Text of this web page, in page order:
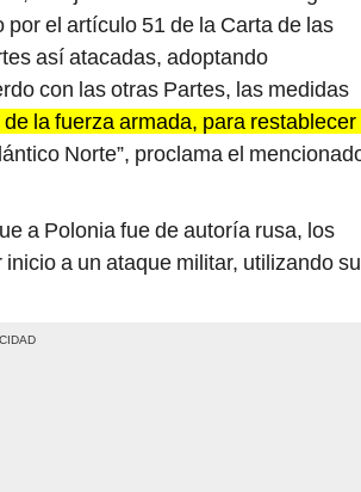
con las otras Partes, las medidas
la fuerza armada, para restablecer y
Norte”, proclama el mencionado
a Polonia fue de autoría rusa, los
a un ataque militar, utilizando sus